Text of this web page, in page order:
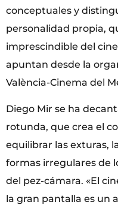
conceptuales y
personalidad propia,
imprescindible del
apuntan desde la
València-Cinema del
Diego Mir se ha
rotunda, que crea el
equilibrar las exturas,
formas irregulares de
del pez-cámara. «El
la gran pantalla es un